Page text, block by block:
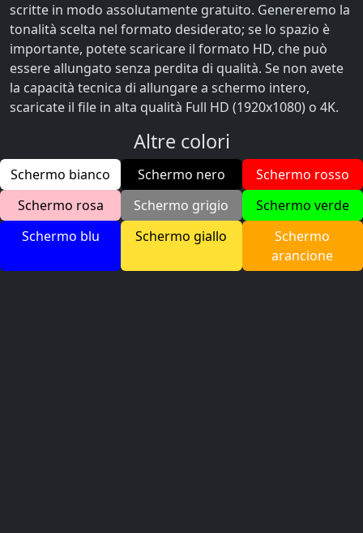
scritte in modo assolutamente gratuito. Genereremo la
tonalità scelta nel formato desiderato; se lo spazio è
importante, potete scaricare il formato HD, che può
essere allungato senza perdita di qualità. Se non avete
la capacità tecnica di allungare a schermo intero,
scaricate il file in alta qualità Full HD (1920x1080) o 4K.
Altre colori
Schermo bianco Schermo nero
Schermo rosso
Schermo rosa
Schermo grigio
Schermo verde
Schermo blu
Schermo giallo
Schermo
arancione